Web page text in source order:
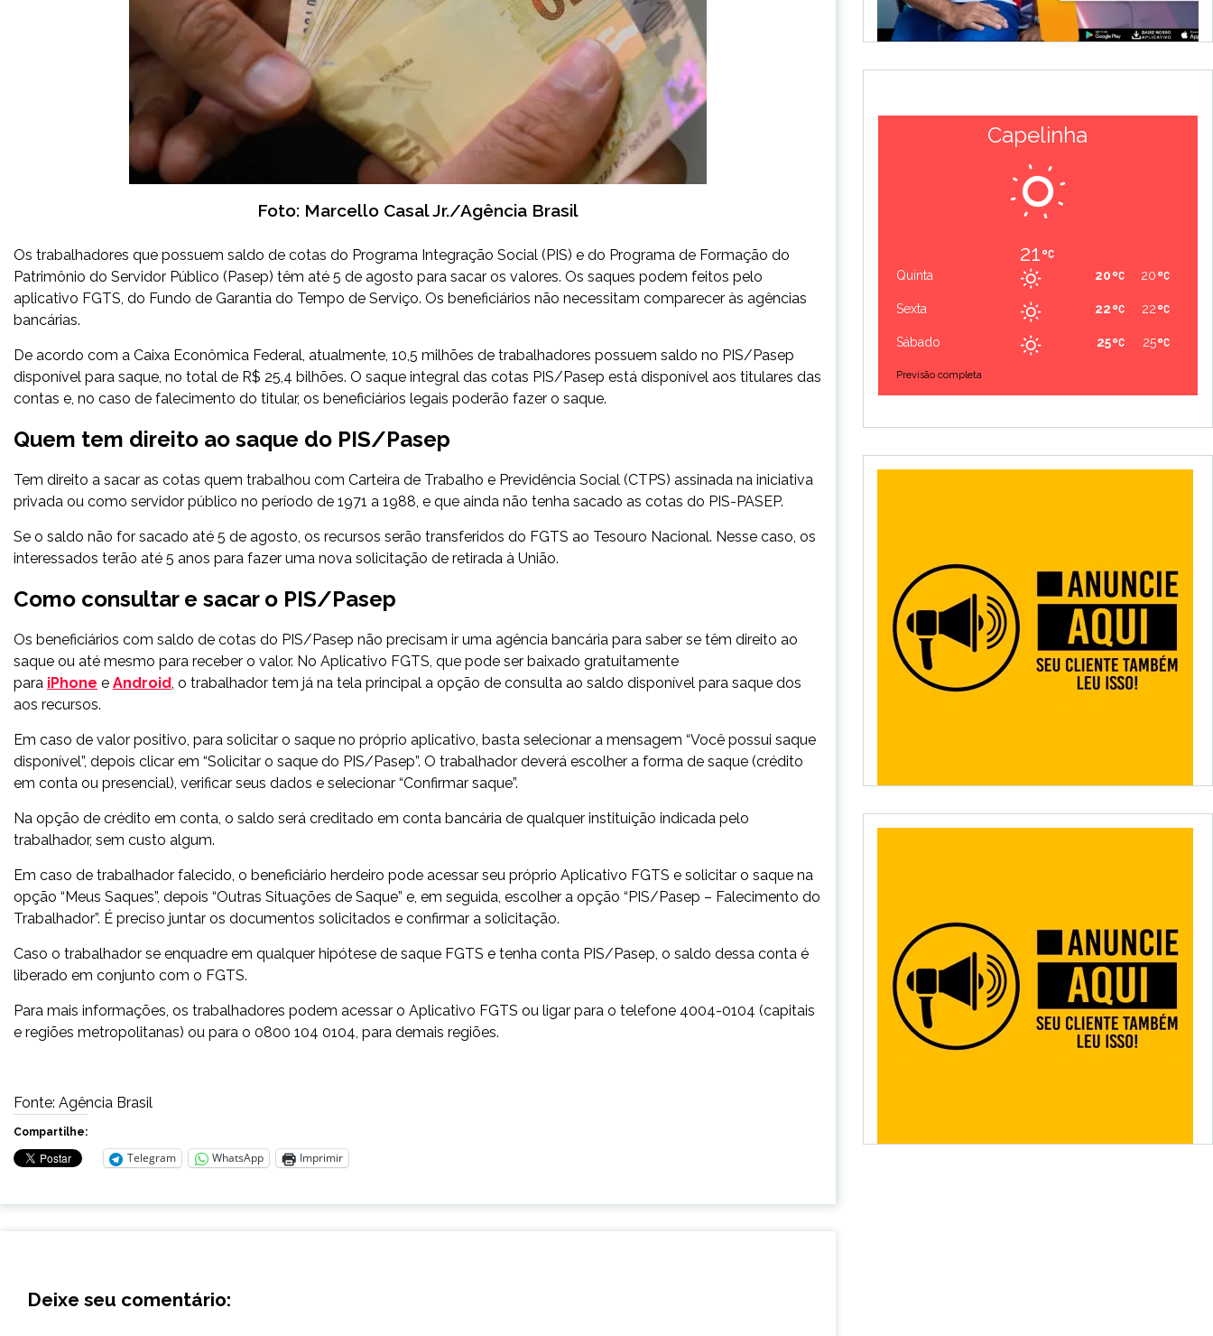
Foto: Marcello Casal Jr./Agência Brasil
Os trabalhadores que possuem saldo de cotas do Programa Integração Social (PIS) e do Programa de Formação do
Patrimônio do Servidor Público (Pasep) têm até 5 de agosto para sacar os valores. Os saques podem feitos pelo
aplicativo FGTS, do Fundo de Garantia do Tempo de Serviço. Os beneficiários não necessitam comparecer às agências
bancárias.
De acordo com a Caixa Econômica Federal, atualmente, 10,5 milhões de trabalhadores possuem saldo no PIS/Pasep
disponível para saque, no total de R$ 25,4 bilhões. O saque integral das cotas PIS/Pasep está disponível aos titulares das
contas e, no caso de falecimento do titular, os beneficiários legais poderão fazer o saque.
Quem tem direito ao saque do PIS/Pasep
Tem direito a sacar as cotas quem trabalhou com Carteira de Trabalho e Previdência Social (CTPS) assinada na iniciativa
privada ou como servidor público no período de 1971 a 1988, e que ainda não tenha sacado as cotas do PIS-PASEP.
Se o saldo não for sacado até 5 de agosto, os recursos serão transferidos do FGTS ao Tesouro Nacional. Nesse caso, os
interessados terão até 5 anos para fazer uma nova solicitação de retirada à União.
Como consultar e sacar o PIS/Pasep
Os beneficiários com saldo de cotas do PIS/Pasep não precisam ir uma agência bancária para saber se têm direito ao
saque ou até mesmo para receber o valor. No Aplicativo FGTS, que pode ser baixado gratuitamente
para iPhone e Android , o trabalhador tem já na tela principal a opção de consulta ao saldo disponível para saque dos
aos recursos.
Em caso de valor positivo, para solicitar o saque no próprio aplicativo, basta selecionar a mensagem “Você possui saque
disponível”, depois clicar em “Solicitar o saque do PIS/Pasep”. O trabalhador deverá escolher a forma de saque (crédito
em conta ou presencial), verificar seus dados e selecionar “Confirmar saque”.
Na opção de crédito em conta, o saldo será creditado em conta bancária de qualquer instituição indicada pelo
trabalhador, sem custo algum.
Em caso de trabalhador falecido, o beneficiário herdeiro pode acessar seu próprio Aplicativo FGTS e solicitar o saque na
opção “Meus Saques”, depois “Outras Situações de Saque” e, em seguida, escolher a opção “PIS/Pasep – Falecimento do
Trabalhador”. É preciso juntar os documentos solicitados e confirmar a solicitação.
Caso o trabalhador se enquadre em qualquer hipótese de saque FGTS e tenha conta PIS/Pasep, o saldo dessa conta é
liberado em conjunto com o FGTS.
Para mais informações, os trabalhadores podem acessar o Aplicativo FGTS ou ligar para o telefone 4004-0104 (capitais
e regiões metropolitanas) ou para o 0800 104 0104, para demais regiões.
Fonte: Agência Brasil
Compartilhe:
Telegram WhatsApp Imprimir
Deixe seu comentário:
Capelinha
21
Quinta 20
20
Sexta 22
22
Sábado 25
25
Previsão completa